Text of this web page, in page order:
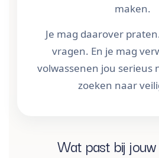
maken.
Je mag daarover
vragen. En je mag
volwassenen jou serieus
zoeken naar
Wat past bij